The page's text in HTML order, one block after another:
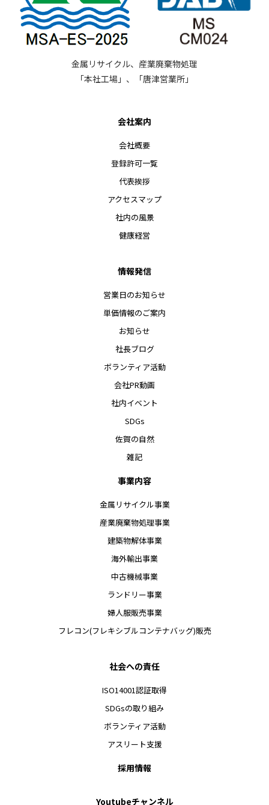
金属リサイクル、産業廃棄物処理
「本社工場」、「唐津営業所」
会社案内
会社概要
登録許可一覧
代表挨拶
アクセスマップ
社内の風景
健康経営
情報発信
営業日のお知らせ
単価情報のご案内
お知らせ
社長ブログ
ボランティア活動
会社PR動画
社内イベント
SDGs
佐賀の自然
雑記
事業内容
金属リサイクル事業
産業廃棄物処理事業
建築物解体事業
海外輸出事業
中古機械事業
ランドリー事業
婦人服販売事業
フレコン(フレキシブルコンテナバッグ)販売
社会への責任
ISO14001認証取得
SDGsの取り組み
ボランティア活動
アスリート支援
採用情報
Youtubeチャンネル